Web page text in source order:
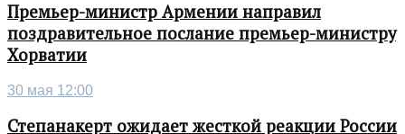
Премьер-министр Армении направил
поздравительное послание премьер-министру
Хорватии
30 мая 12:00
Степанакерт ожидает жесткой реакции России